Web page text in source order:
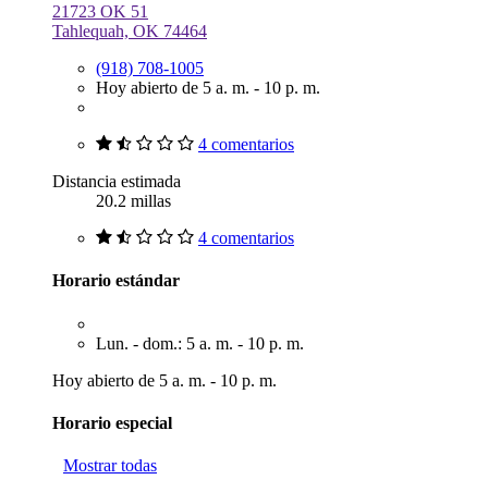
21723 OK 51
Tahlequah, OK 74464
(918) 708-1005
Hoy abierto de 5 a. m. - 10 p. m.
4 comentarios
Distancia estimada
20.2 millas
4 comentarios
Horario estándar
Lun. - dom.: 5 a. m. - 10 p. m.
Hoy abierto de 5 a. m. - 10 p. m.
Horario especial
Mostrar todas